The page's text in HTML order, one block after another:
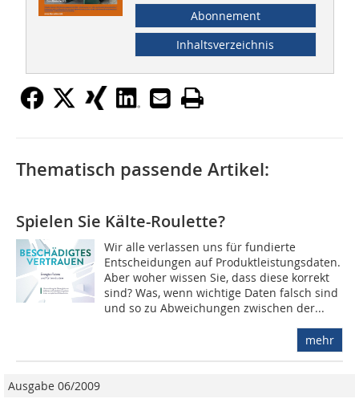
Abonnement
Inhaltsverzeichnis
Thematisch passende Artikel:
Spielen Sie Kälte-Roulette?
Wir alle verlassen uns für fundierte
Entscheidungen auf Produktleistungsdaten.
Aber woher wissen Sie, dass diese korrekt
sind? Was, wenn wichtige Daten falsch sind
und so zu Abweichungen zwischen der...
mehr
Ausgabe 06/2009